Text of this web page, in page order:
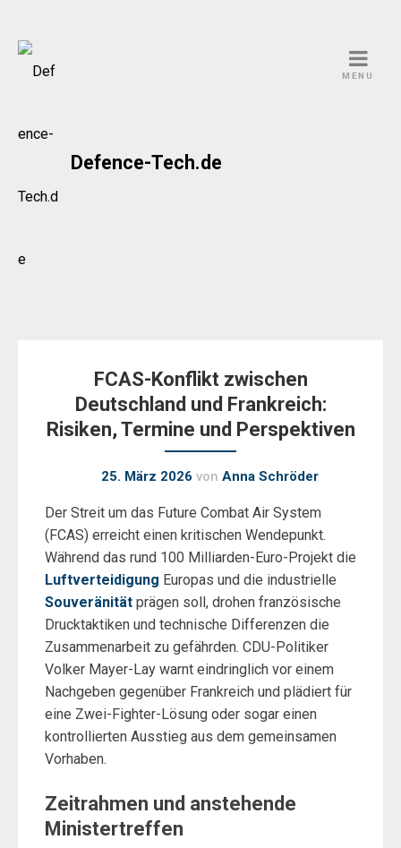
Skip
Defence-Tech.de
MENU
FCAS-Konflikt zwischen
Deutschland und Frankreich:
Risiken, Termine und Perspektiven
25. März 2026 von Anna Schröder
Der Streit um das Future Combat Air System
(FCAS) erreicht einen kritischen Wendepunkt.
Während das rund 100 Milliarden-Euro-Projekt die
Luftverteidigung Europas und die industrielle
Souveränität prägen soll, drohen französische
Drucktaktiken und technische Differenzen die
Zusammenarbeit zu gefährden. CDU-Politiker
Volker Mayer-Lay warnt eindringlich vor einem
Nachgeben gegenüber Frankreich und plädiert für
eine Zwei-Fighter-Lösung oder sogar einen
kontrollierten Ausstieg aus dem gemeinsamen
Vorhaben.
Zeitrahmen und anstehende
Ministertreffen